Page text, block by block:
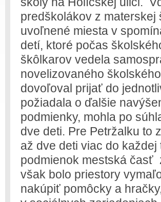
predškolákov z materskej
uvoľnené miesta v
detí, ktoré počas
škôlkarov vedela
novelizovaného
dovoľoval prijať do
požiadala o ďalšie
podmienky, mohla po
dve deti. Pre Petržalku to
až dve deti viac do
podmienok mestská časť
však bolo priestory
nakúpiť pomôcky a